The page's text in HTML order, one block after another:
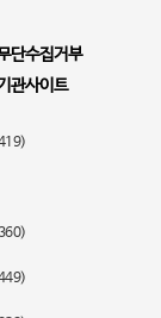
단수집거부
관사이트